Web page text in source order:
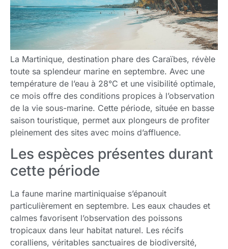
La Martinique, destination phare des Caraïbes, révèle
toute sa splendeur marine en septembre. Avec une
température de l’eau à 28°C et une visibilité optimale,
ce mois offre des conditions propices à l’observation
de la vie sous-marine. Cette période, située en basse
saison touristique, permet aux plongeurs de profiter
pleinement des sites avec moins d’affluence.
Les espèces présentes durant
cette période
La faune marine martiniquaise s’épanouit
particulièrement en septembre. Les eaux chaudes et
calmes favorisent l’observation des poissons
tropicaux dans leur habitat naturel. Les récifs
coralliens, véritables sanctuaires de biodiversité,